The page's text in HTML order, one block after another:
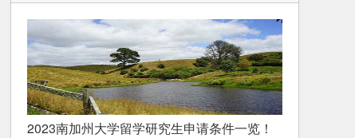
2023南加州大学留学研究生申请条件一览！